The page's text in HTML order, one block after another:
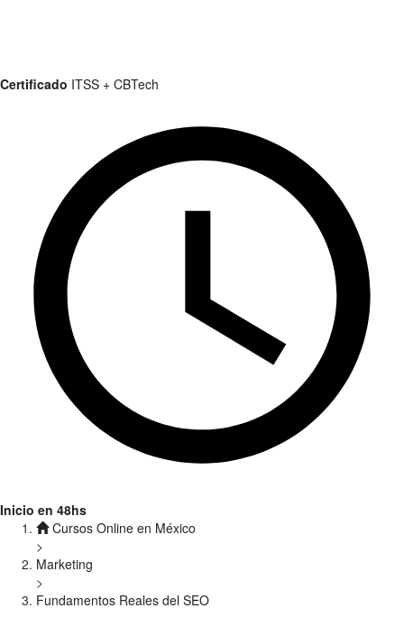
Certificado ITSS + CBTech
Inicio en 48hs
Cursos Online en México
>
Marketing
>
Fundamentos Reales del SEO